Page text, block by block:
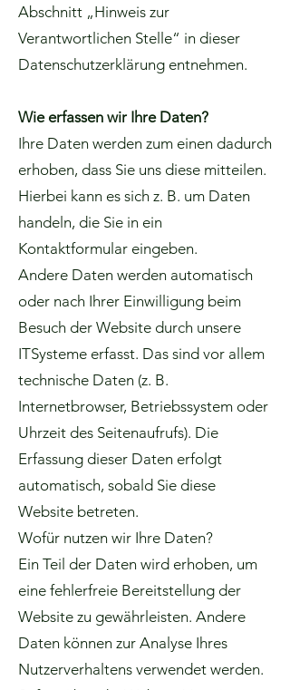
Abschnitt „Hinweis zur
Verantwortlichen Stelle“ in dieser
Datenschutzerklärung entnehmen.
Wie erfassen wir Ihre Daten?
Ihre Daten werden zum einen dadurch
erhoben, dass Sie uns diese mitteilen.
Hierbei kann es sich z. B. um Daten
handeln, die Sie in ein
Kontaktformular eingeben.
Andere Daten werden automatisch
oder nach Ihrer Einwilligung beim
Besuch der Website durch unsere
ITSysteme erfasst. Das sind vor allem
technische Daten (z. B.
Internetbrowser, Betriebssystem oder
Uhrzeit des Seitenaufrufs). Die
Erfassung dieser Daten erfolgt
automatisch, sobald Sie diese
Website betreten.
Wofür nutzen wir Ihre Daten?
Ein Teil der Daten wird erhoben, um
eine fehlerfreie Bereitstellung der
Website zu gewährleisten. Andere
Daten können zur Analyse Ihres
Nutzerverhaltens verwendet werden.